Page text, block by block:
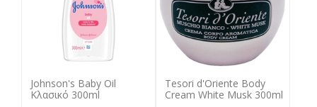
Johnson's Baby Oil
Κλασικό 300ml
Tesori d'Oriente Body
Cream White Musk 300ml